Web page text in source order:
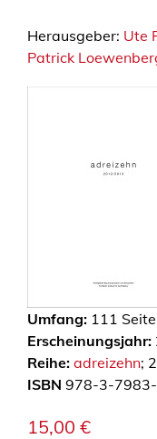
Herausgeber: Ute
Patrick
Umfang: 111
Erscheinungsjahr:
Reihe: adreizehn;
ISBN 978-3-
15,00 €